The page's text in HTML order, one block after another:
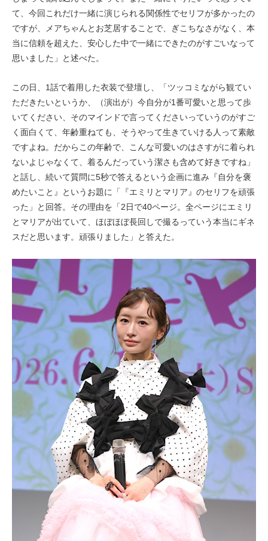
て、今回これだけ一緒に演じられる関係性でセリフが多かったの
ですが、メアちゃんとお芝居することで、ぎこちなさがなく、本
当に信頼を超えた、安心した中で一緒にできたのがすごいなって
思いました」と述べた。
この日、1話で着用した衣装で登壇し、「ツッコミながら観てい
ただきたいというか、（演出が）今自分が1番可愛いと思って歩
いてください、そのマインドで言ってくださいっていうのがすご
く面白くて、年齢重ねても、そうやって生きていける人って素敵
ですよね。だからこの年齢で、こんな可愛いのはさすがに着られ
ないよじゃなくて、着るんだっていう潔さも含めて好きですね」
と話し、続いて質問に5秒で答えるという企画に進み『自分を褒
めたいこと』というお題に「『エミリとマリア』のセリフを頑張
った」と回答。その理由を「2日で40ページ。全ページにエミリ
とマリアが出ていて、ほぼほぼ長回しで撮るっていう本当にギネ
スだと思います。頑張りました」と答えた。